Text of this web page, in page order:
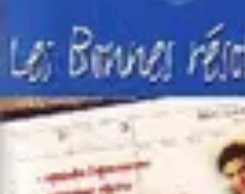
Conseils de Sécurité
Sécurité DomiciliaireSécurité
domicileConseils d'achat
Solutions Serrurerie